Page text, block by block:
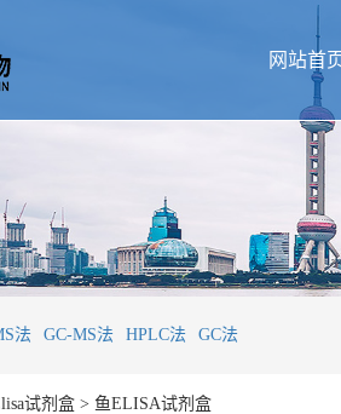
网站首
法 GC-MS法 HPLC法 GC法
试剂盒 > 鱼ELISA试剂盒